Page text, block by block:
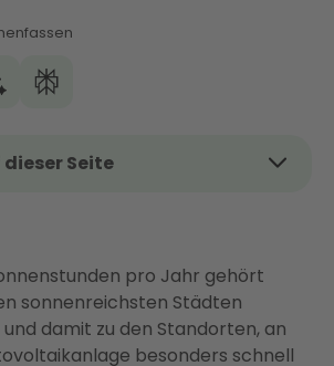
Seite
für eine PV-Anlage
pro Jahr gehört
sonnenreichsten Städten
damit zu den Standorten, an
besonders schnell